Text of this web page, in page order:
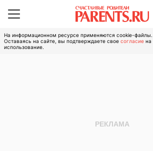
На информационном ресурсе применяются cookie-файлы.
Оставаясь на сайте, вы подтверждаете свое согласие на
использование.